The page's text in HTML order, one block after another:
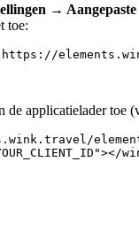
→ Aangepaste
toe:
https://
de applicatielader toe
"></